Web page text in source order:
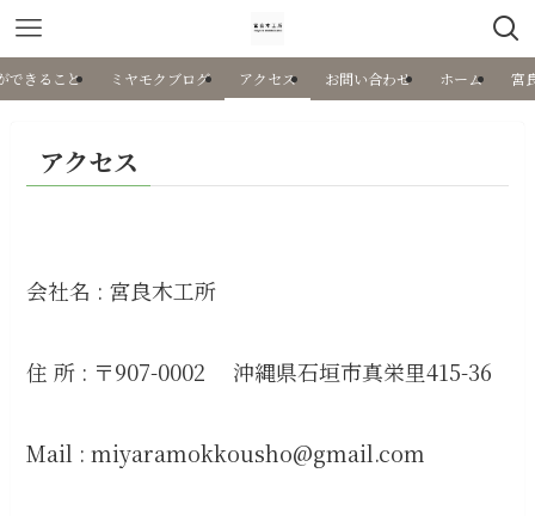
できること ミヤモクブログ アクセス お問い合わせ ホーム 宮
アクセス
会社名 : 宮良木工所
住 所 : 〒907-0002 沖縄県石垣市真栄里415-36
Mail : miyaramokkousho@gmail.com